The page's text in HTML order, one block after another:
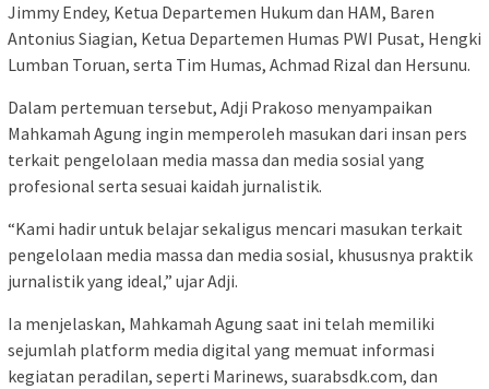
Jimmy Endey, Ketua Departemen Hukum dan HAM, Baren
Antonius Siagian, Ketua Departemen Humas PWI Pusat, Hengki
Lumban Toruan, serta Tim Humas, Achmad Rizal dan Hersunu.
Dalam pertemuan tersebut, Adji Prakoso menyampaikan
Mahkamah Agung ingin memperoleh masukan dari insan pers
terkait pengelolaan media massa dan media sosial yang
profesional serta sesuai kaidah jurnalistik.
“Kami hadir untuk belajar sekaligus mencari masukan terkait
pengelolaan media massa dan media sosial, khususnya praktik
jurnalistik yang ideal,” ujar Adji.
Ia menjelaskan, Mahkamah Agung saat ini telah memiliki
sejumlah platform media digital yang memuat informasi
kegiatan peradilan, seperti Marinews, suarabsdk.com, dan